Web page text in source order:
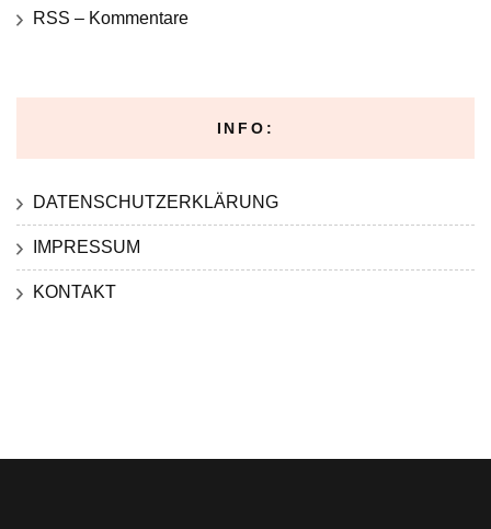
RSS – Kommentare
INFO:
DATENSCHUTZERKLÄRUNG
IMPRESSUM
KONTAKT